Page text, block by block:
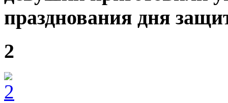
празднования дня
2